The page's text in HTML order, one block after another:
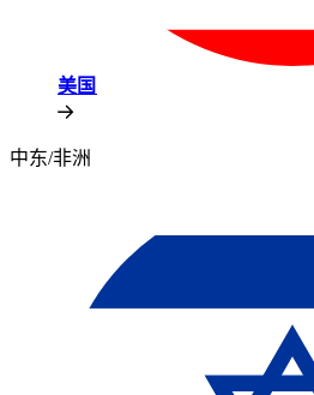
美国​​
中东/非洲​​